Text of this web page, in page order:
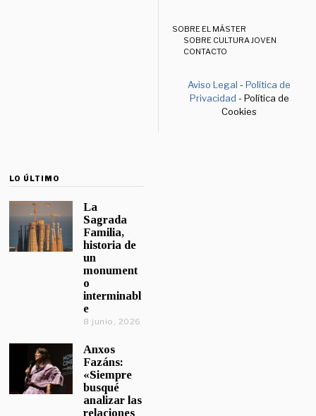
SOBRE EL MÁSTER
SOBRE CULTURA JOVEN
CONTACTO
Aviso Legal -Política de
Privacidad - Política de
Cookies
LO ÚLTIMO
La
Sagrada
Familia,
historia de
un
monument
o
interminabl
e
8 junio, 2026
Anxos
Fazáns:
«Siempre
busqué
analizar las
relaciones